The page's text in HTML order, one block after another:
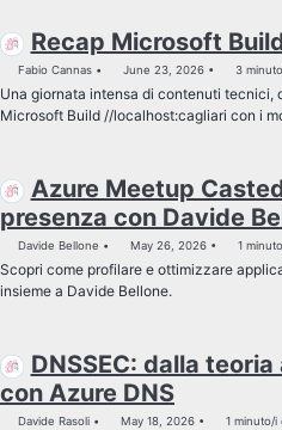
Recap Microsoft
Fabio Cannas June 23, 2026 3
Una giornata intensa di contenuti tecnici,
Microsoft Build //localhost:cagliari con i
Azure Meetup
presenza con Davide
Davide Bellone May 26, 2026 1
Scopri come profilare e ottimizzare
insieme a Davide Bellone.
DNSSEC: dalla
con Azure DNS
Davide Rasoli May 18, 2026 1 minuto/i